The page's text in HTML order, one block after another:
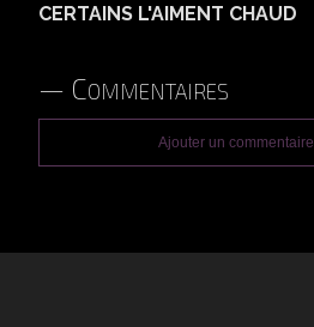
CERTAINS L'AIMENT CHAUD
Commentaires
Ajouter un commentaire